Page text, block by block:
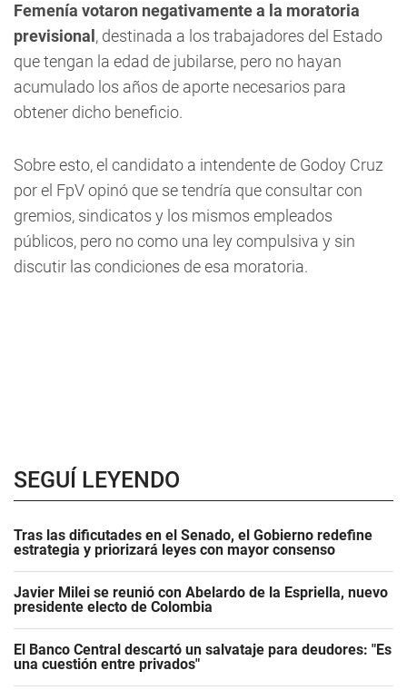
Femenía votaron negativamente a la moratoria
previsional , destinada a los trabajadores del Estado
que tengan la edad de jubilarse, pero no hayan
acumulado los años de aporte necesarios para
obtener dicho beneficio.
Sobre esto, el candidato a intendente de Godoy Cruz
por el FpV opinó que se tendría que consultar con
gremios, sindicatos y los mismos empleados
públicos, pero no como una ley compulsiva y sin
discutir las condiciones de esa moratoria.
SEGUÍ LEYENDO
Tras las dificutades en el Senado, el Gobierno redefine
estrategia y priorizará leyes con mayor consenso
Javier Milei se reunió con Abelardo de la Espriella, nuevo
presidente electo de Colombia
El Banco Central descartó un salvataje para deudores: "Es
una cuestión entre privados"